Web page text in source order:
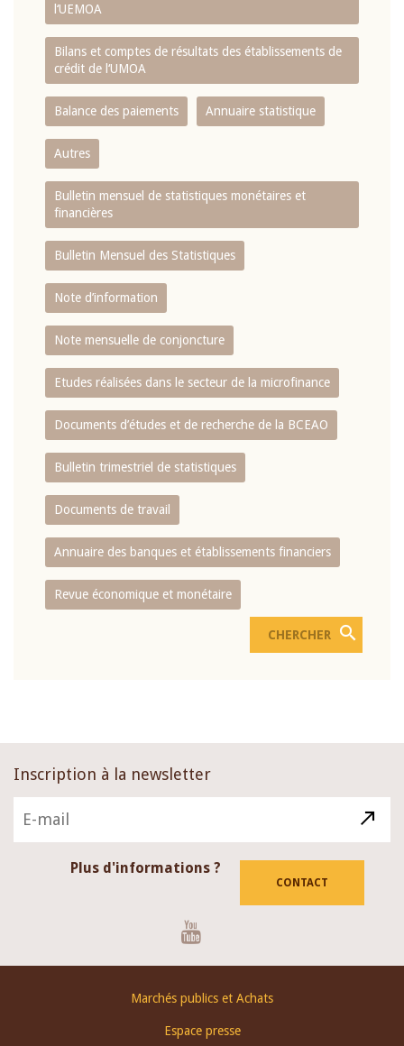
l‘UEMOA
Bilans et comptes de résultats des établissements de
crédit de l‘UMOA
Balance des paiements Annuaire statistique
Autres
Bulletin mensuel de statistiques monétaires et
financières
Bulletin Mensuel des Statistiques
Note d’information
Note mensuelle de conjoncture
Etudes réalisées dans le secteur de la microfinance
Documents d’études et de recherche de la BCEAO
Bulletin trimestriel de statistiques
Documents de travail
Annuaire des banques et établissements financiers
Revue économique et monétaire
Inscription à la newsletter
Plus d'informations ?
CONTACT
Marchés publics et Achats
Espace presse